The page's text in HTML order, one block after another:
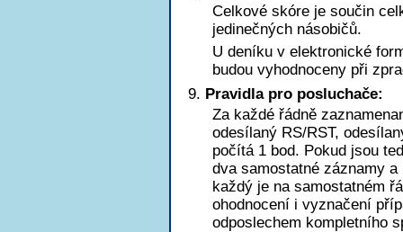
Celkové skóre je součin
jedinečných násobičů.
U deníku v elektronické
budou vyhodnoceny při
Pravidla pro posluchače:
Za každé řádně
odesílaný RS/RST,
počítá 1 bod. Pokud jsou
dva samostatné záznamy
každý je na samostatném
ohodnocení i vyznačení
odposlechem kompletního